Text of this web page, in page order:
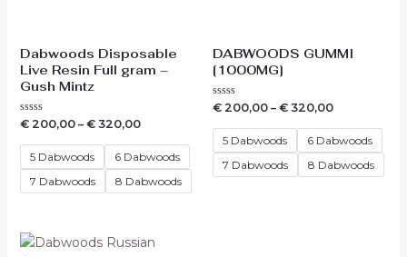
Dabwoods Disposable
Live Resin Full gram –
Gush Mintz
Waardering
uit
€200,00– €320,00
5 Dabwoods
6 Dabwoods
7 Dabwoods
8 Dabwoods
DABWOODS GUMMI
[1000MG]
Waardering
uit
€ 200,00 – € 320,00
5 Dabwoods
6 Dabwoods
7 Dabwoods
8 Dabwoods